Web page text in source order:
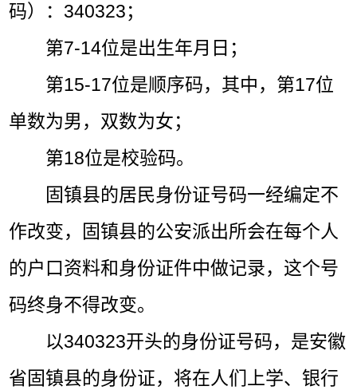
码）：340323；
第7-14位是出生年月日；
第15-17位是顺序码，其中，第17位
单数为男，双数为女；
第18位是校验码。
固镇县的居民身份证号码一经编定不
作改变，固镇县的公安派出所会在每个人
的户口资料和身份证件中做记录，这个号
码终身不得改变。
以340323开头的身份证号码，是安徽
省固镇县的身份证，将在人们上学、银行